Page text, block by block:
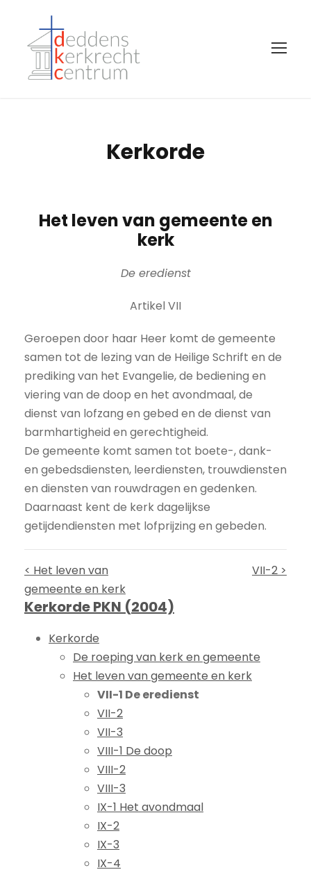
Kerkorde
Het leven van gemeente en
kerk
De eredienst
Artikel VII
Geroepen door haar Heer komt de gemeente
samen tot de lezing van de Heilige Schrift en de
prediking van het Evangelie, de bediening en
viering van de doop en het avondmaal, de
dienst van lofzang en gebed en de dienst van
barmhartigheid en gerechtigheid.
De gemeente komt samen tot boete-, dank-
en gebedsdiensten, leerdiensten, trouwdiensten
en diensten van rouwdragen en gedenken.
Daarnaast kent de kerk dagelijkse
getijdendiensten met lofprijzing en gebeden.
< Het leven van
gemeente en kerk
VII-2 >
Kerkorde PKN (2004)
Kerkorde
De roeping van kerk en gemeente
Het leven van gemeente en kerk
VII-1 De eredienst
VII-2
VII-3
VIII-1 De doop
VIII-2
VIII-3
IX-1 Het avondmaal
IX-2
IX-3
IX-4